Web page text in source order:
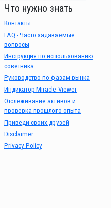
Что нужно знать
Контакты
FAQ - Часто задаваемые
вопросы
Инструкция по использованию
советника
Руководство по фазам рынка
Индикатор Miracle Viewer
Отслеживание активов и
проверка прошлого опыта
Приведи своих друзей
Disclaimer
Privacy Policy